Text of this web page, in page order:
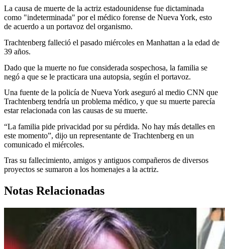
La causa de muerte de la actriz estadounidense fue dictaminada
como "indeterminada" por el médico forense de Nueva York, esto
de acuerdo a un portavoz del organismo.
Trachtenberg falleció el pasado miércoles en Manhattan a la edad de
39 años.
Dado que la muerte no fue considerada sospechosa, la familia se
negó a que se le practicara una autopsia, según el portavoz.
Una fuente de la policía de Nueva York aseguró al medio CNN que
Trachtenberg tendría un problema médico, y que su muerte parecía
estar relacionada con las causas de su muerte.
“La familia pide privacidad por su pérdida. No hay más detalles en
este momento”, dijo un representante de Trachtenberg en un
comunicado el miércoles.
Tras su fallecimiento, amigos y antiguos compañeros de diversos
proyectos se sumaron a los homenajes a la actriz.
Notas Relacionadas